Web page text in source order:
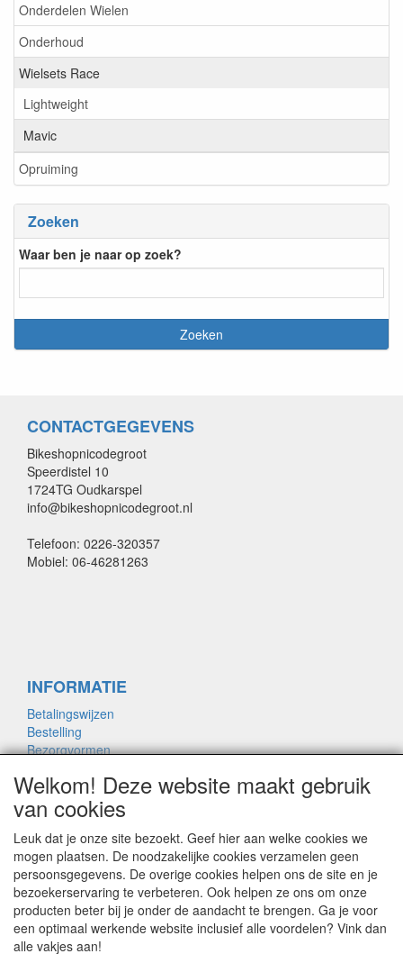
Onderdelen Wielen
Onderhoud
Wielsets Race
Lightweight
Mavic
Opruiming
Zoeken
Waar ben je naar op zoek?
CONTACTGEGEVENS
Bikeshopnicodegroot
Speerdistel 10
1724TG Oudkarspel
info@bikeshopnicodegroot.nl
Telefoon: 0226-320357
Mobiel: 06-46281263
INFORMATIE
Betalingswijzen
Bestelling
Bezorgvormen
Framemaat
OVER ONS
Contact
Garantie
Privacyverklaring
Voorwaarden
Welkom! Deze website maakt gebruik
van cookies
Leuk dat je onze site bezoekt. Geef hier aan welke cookies we
mogen plaatsen. De noodzakelijke cookies verzamelen geen
persoonsgegevens. De overige cookies helpen ons de site en je
bezoekerservaring te verbeteren. Ook helpen ze ons om onze
producten beter bij je onder de aandacht te brengen. Ga je voor
een optimaal werkende website inclusief alle voordelen? Vink dan
alle vakjes aan!